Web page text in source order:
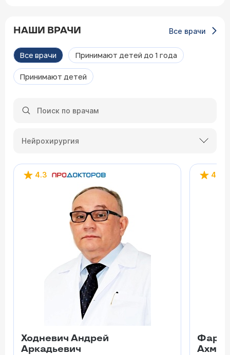
НАШИ ВРАЧИ Все врачи
Все врачи Принимают детей до 1 года
Принимают детей
Нейрохирургия
4.3
Ходневич Андрей
Аркадьевич
4.5